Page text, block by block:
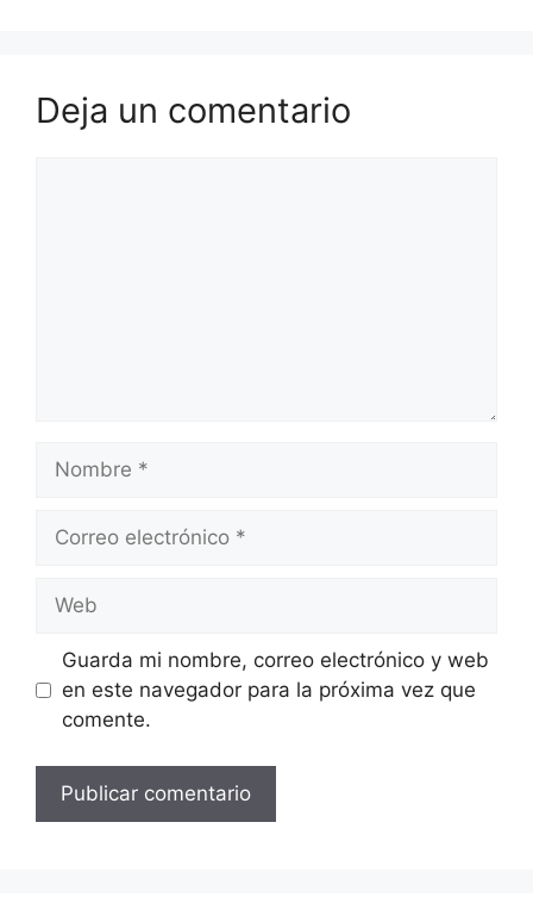
Deja un comentario
Nombre
Correo
Web
Guarda mi nombre, correo electrónico y web
en este navegador para la próxima vez que
comente.